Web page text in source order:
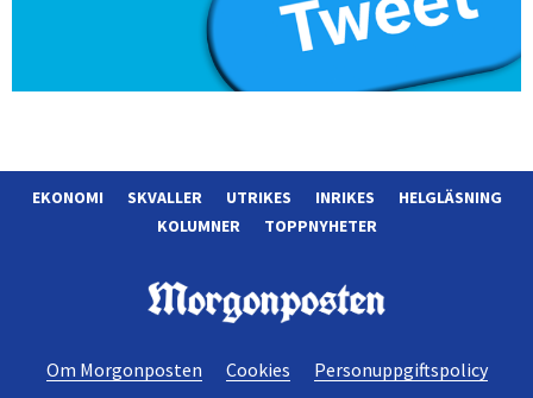
EKONOMI SKVALLER UTRIKES INRIKES
HELGLÄSNING
KOLUMNER
TOPPNYHETER
Om Morgonposten Cookies Personuppgiftspolicy